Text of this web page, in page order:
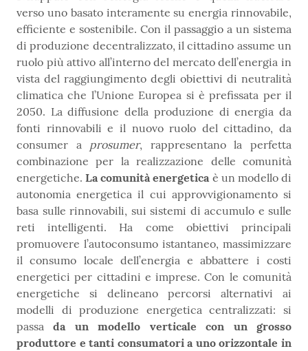
verso uno basato interamente su energia rinnovabile,
efficiente e sostenibile. Con il passaggio a un sistema
di produzione decentralizzato, il cittadino assume un
ruolo più attivo all’interno del mercato dell’energia in
vista del raggiungimento degli obiettivi di neutralità
climatica che l’Unione Europea si è prefissata per il
2050. La diffusione della produzione di energia da
fonti rinnovabili e il nuovo ruolo del cittadino, da
consumer a prosumer, rappresentano la perfetta
combinazione per la realizzazione delle comunità
energetiche.La comunità energetica è un modello di
autonomia energetica il cui approvvigionamento si
basa sulle rinnovabili, sui sistemi di accumulo e sulle
reti intelligenti. Ha come obiettivi principali
promuovere l’autoconsumo istantaneo, massimizzare
il consumo locale dell’energia e abbattere i costi
energetici per cittadini e imprese. Con le comunità
energetiche si delineano percorsi alternativi ai
modelli di produzione energetica centralizzati: si
passada un modello verticale con un grosso
produttore e tanti consumatori a uno orizzontale in